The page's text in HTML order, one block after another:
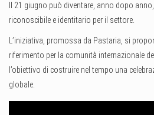
Il 21 giugno può diventare, anno dopo
riconoscibile e identitario per il settore.
L’iniziativa, promossa da Pastaria, si
riferimento per la comunità internazionale
l’obiettivo di costruire nel tempo una
globale.